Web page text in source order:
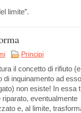
limite”.
Principi
il concetto di rifiuto (e
di inquinamento ad esso
non esiste! In essa
riparato, eventualmente
e, al limite,